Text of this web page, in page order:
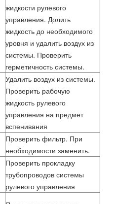
жидкости рулевого
управления. Долить
жидкость до необходимого
уровня и удалить воздух из
системы. Проверить
герметичность системы.
Удалить воздух из системы.
Проверить рабочую
жидкость рулевого
управления на предмет
вспенивания
Проверить фильтр. При
необходимости заменить.
Проверить прокладку
трубопроводов системы
рулевого управления